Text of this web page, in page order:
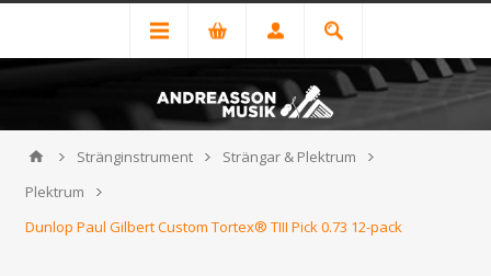
Stränginstrument
Strängar & Plektrum
Plektrum
Dunlop Paul Gilbert Custom Tortex® TIII Pick 0.73 12-pack